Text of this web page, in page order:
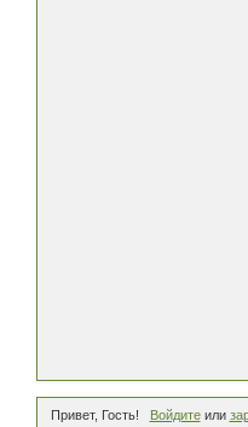
Привет, Гость! Войдитеили